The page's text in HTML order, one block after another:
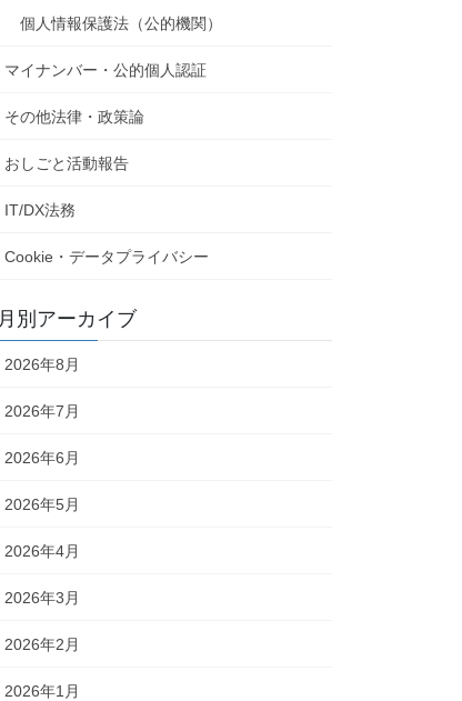
個人情報保護法（公的機関）
マイナンバー・公的個人認証
その他法律・政策論
おしごと活動報告
IT/DX法務
Cookie・データプライバシー
月別アーカイブ
2026年8月
2026年7月
2026年6月
2026年5月
2026年4月
2026年3月
2026年2月
2026年1月